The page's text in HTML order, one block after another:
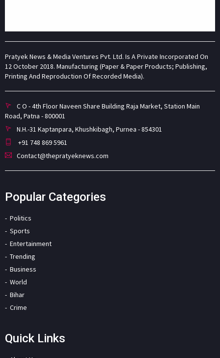
Pratyek News & Media Ventures Pvt. Ltd. Is A Private Incorporated On
12 October 2018. Manufacturing (Paper & Paper Products; Publishing,
Printing And Reproduction Of Recorded Media).
C O - 4th Floor Naveen Share Building Raja Market, Station Main
Road, Patna - 800001
N.H.-31 Kaptanpara, Khushkibagh, Purnea - 854301
+91 748 869 5961
Contact@thepratyeknews.com
Popular Categories
Politics
Sports
Entertainment
Trending
Business
World
Bihar
Crime
Quick Links